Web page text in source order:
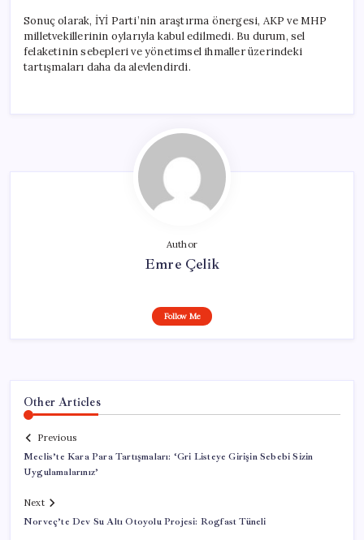
Sonuç olarak, İYİ Parti’nin araştırma önergesi, AKP ve MHP
milletvekillerinin oylarıyla kabul edilmedi. Bu durum, sel
felaketinin sebepleri ve yönetimsel ihmaller üzerindeki
tartışmaları daha da alevlendirdi.
Author
Emre Çelik
Follow Me
Other Articles
Previous
Meclis’te Kara Para Tartışmaları: ‘Gri Listeye Girişin Sebebi Sizin
Uygulamalarınız’
Next
Norveç’te Dev Su Altı Otoyolu Projesi: Rogfast Tüneli